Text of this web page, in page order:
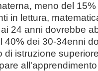
meno del
in lettura,
24 anni dovrebbe
40% dei 30-34enni
di istruzione